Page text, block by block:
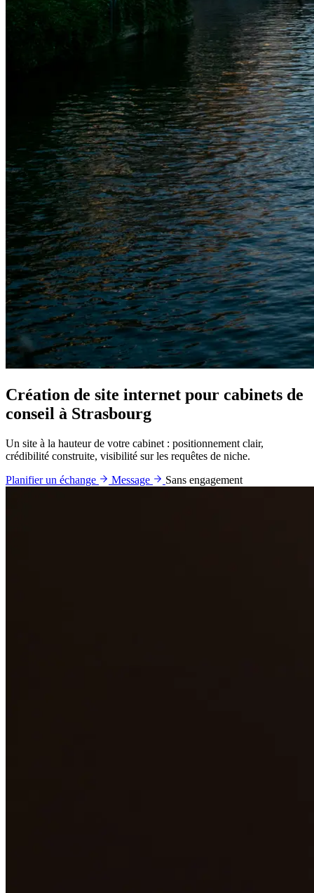
Création de site internet pour cabinets de
conseil à Strasbourg
Un site à la hauteur de votre cabinet : positionnement clair,
crédibilité construite, visibilité sur les requêtes de niche.
Planifier un échange
Message Sans engagement